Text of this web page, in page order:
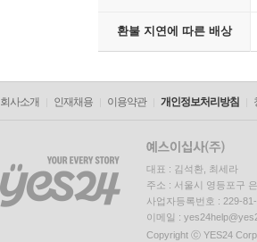
환불 지연에 따른 배상
회사소개 인재채용 이용약관 개인정보처리방침
대표 : 김석환, 최세라
주소 : 서울시 영등포구
사업자등록번호 : 229-
이메일 :
Copyright ⓒ YES24